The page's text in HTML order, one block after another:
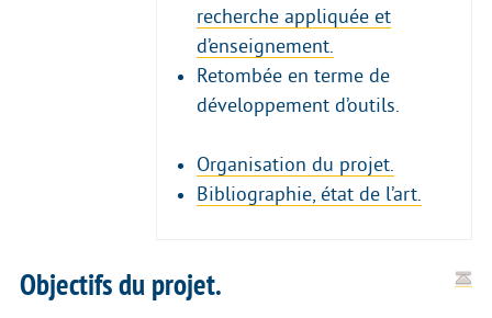
recherche appliquée et
d’enseignement.
Retombée en terme de
développement d’outils.
Organisation du projet.
Bibliographie, état de l’art.
Objectifs du projet.